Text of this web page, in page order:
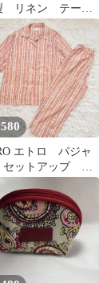
リネン テーラ
ャケット ベージ
トライプ
エトロ パジャ
ットアップ ス
イプ ペイズリー
サイズ